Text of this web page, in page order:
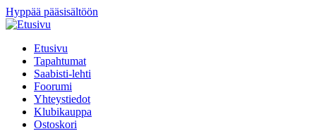
Hyppää pääsisältöön
Etusivu
Tapahtumat
Saabisti-lehti
Foorumi
Yhteystiedot
Klubikauppa
Ostoskori